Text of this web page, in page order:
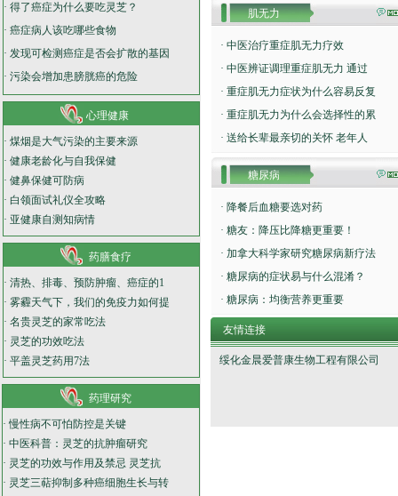
· 得了癌症为什么要吃灵芝？
· 癌症病人该吃哪些食物
· 发现可检测癌症是否会扩散的基因
· 污染会增加患膀胱癌的危险
心理健康
· 煤烟是大气污染的主要来源
· 健康老龄化与自我保健
· 健鼻保健可防病
· 白领面试礼仪全攻略
· 亚健康自测知病情
药膳食疗
· 清热、排毒、预防肿瘤、癌症的1
· 雾霾天气下，我们的免疫力如何提
· 名贵灵芝的家常吃法
· 灵芝的功效吃法
· 平盖灵芝药用7法
药理研究
· 慢性病不可怕防控是关键
· 中医科普：灵芝的抗肿瘤研究
· 灵芝的功效与作用及禁忌 灵芝抗
· 灵芝三萜抑制多种癌细胞生长与转
肌无力
· 中医治疗重症肌无力疗效
· 中医辨证调理重症肌无力 通过
· 重症肌无力症状为什么容易反复
· 重症肌无力为什么会选择性的累
· 送给长辈最亲切的关怀 老年人
糖尿病
· 降餐后血糖要选对药
· 糖友：降压比降糖更重要！
· 加拿大科学家研究糖尿病新疗法
· 糖尿病的症状易与什么混淆？
· 糖尿病：均衡营养更重要
友情连接
绥化金晨爱普康生物工程有限公司